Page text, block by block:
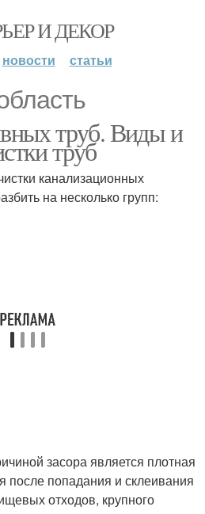
И ДЕКОР
новости статьи
труб. Виды и
труб
канализационных
на несколько групп:
засора является плотная
после попадания и склеивания
отходов, крупного